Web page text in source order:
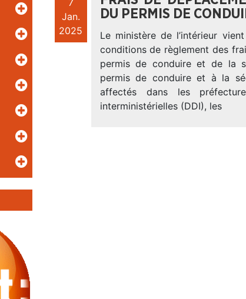
Jan.
2025
DU PERMIS DE
Le ministère de l’intérieur
conditions de règlement des
permis de conduire et de la
permis de conduire et à la
affectés dans les
interministérielles (DDI), les